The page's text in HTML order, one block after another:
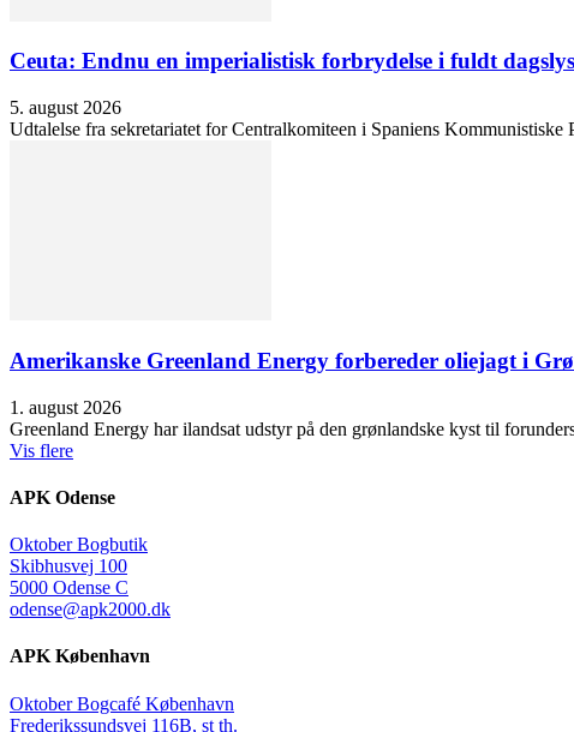
Ceuta: Endnu en imperialistisk forbrydelse i fuldt dagslys
5. august 2026
Udtalelse fra sekretariatet for Centralkomiteen i Spaniens
Amerikanske Greenland Energy forbereder oliejagt i
1. august 2026
Greenland Energy har ilandsat udstyr på den grønlandske kyst til
Vis flere
APK Odense
Oktober Bogbutik
Skibhusvej 100
5000 Odense C
odense@apk2000.dk
APK København
Oktober Bogcafé København
Frederikssundsvej 116B, st th.